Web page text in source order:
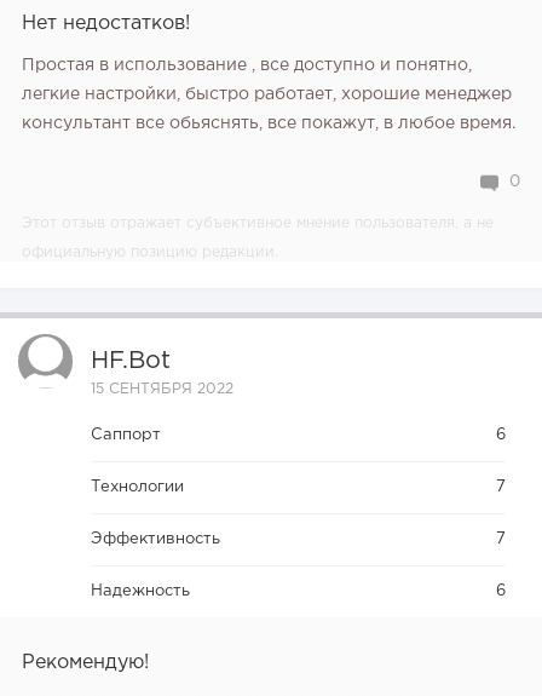
Hет недостатков!
Простая в использование , все доступно и понятно,
легкие настройки, быстро работает, хорошие менеджер
консультант все обьяснять, все покажут, в любое время.
0
Этот отзыв отражает субъективное мнение пользователя, а не
официальную позицию редакции.
HF.bot
15 СЕНТЯБРЯ 2022
Саппорт 6
Технологии 7
Эффективность 7
Надежность 6
Рекомендую!